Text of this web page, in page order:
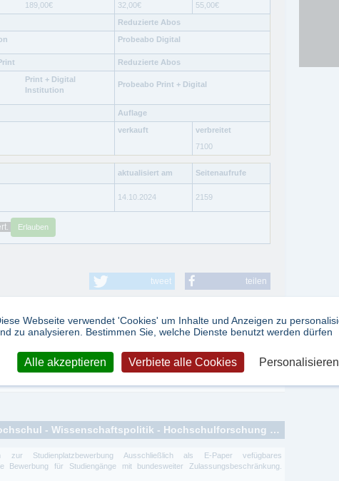
189,00€ 32,00€ 55,00€
Reduzierte Abos
Probeabo Digital
Reduzierte Abos
Print + Digital
Institution
Probeabo Print + Digital
Auflage
verkauft
verbreitet
7100
aktualisiert am Seitenaufrufe
14.10.2024 2159
Erlauben
tweet teilen
Zeitschriften zum Thema: Hochschul - Wissenschaftspolitik - Hochschulforschung - Universitätspolitik
zur Studienplatzbewerbung Ausschließlich als E-Paper vefügbares
Bewerbung für Studiengänge mit bundesweiter Zulassungsbeschränkung.
Webseite verwendet 'Cookies' um Inhalte und Anzeigen zu
zu analysieren. Bestimmen Sie, welche Dienste benutzt werden dürfen
Alle akzeptieren Verbiete alle Cookies Personalisieren